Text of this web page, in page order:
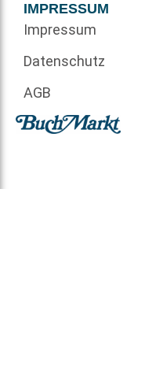
IMPRESSUM
Impressum
Datenschutz
AGB